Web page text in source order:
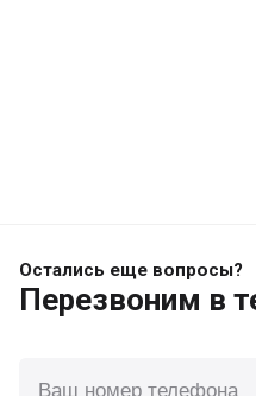
Остались еще вопросы?
Перезвоним в